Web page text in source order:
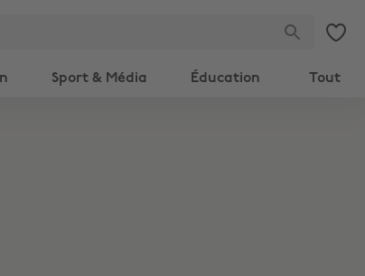
Sport & Média Éducation Tout